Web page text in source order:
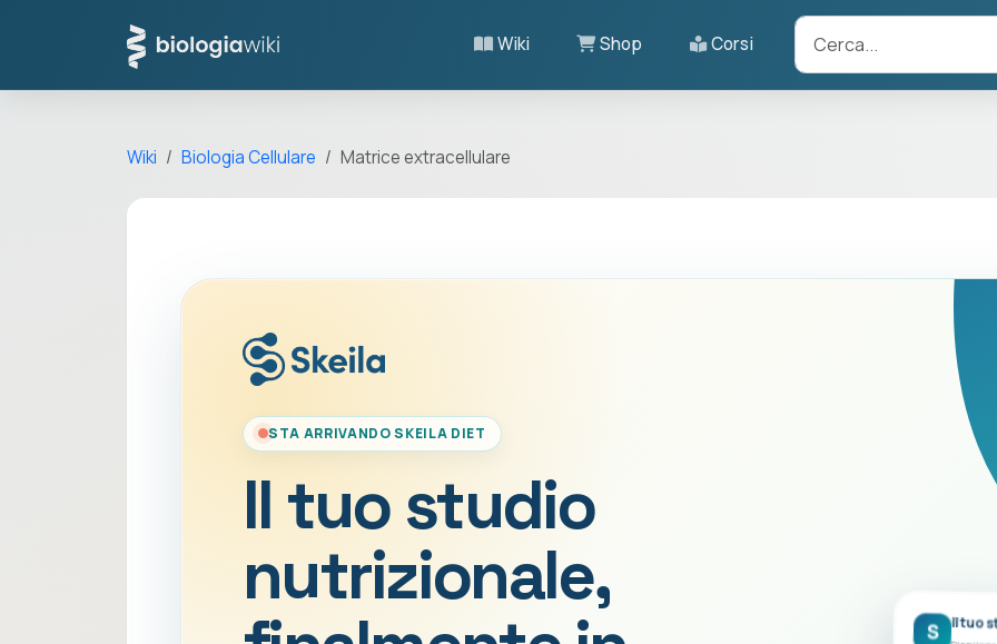
Wiki Shop Corsi
Wiki Biologia Cellulare Matrice extracellulare
STA ARRIVANDO SKEILA DIET
Il tuo studio
nutrizionale,
S Il tuo